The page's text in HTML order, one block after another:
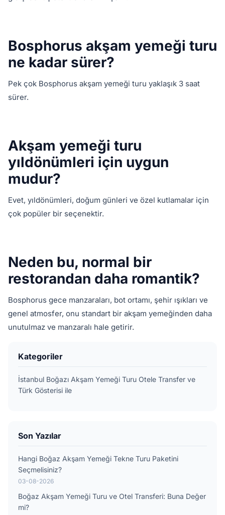
Bosphorus akşam yemeği turu
ne kadar sürer?
Pek çok Bosphorus akşam yemeği turu yaklaşık 3 saat
sürer.
Akşam yemeği turu
yıldönümleri için uygun
mudur?
Evet, yıldönümleri, doğum günleri ve özel kutlamalar için
çok popüler bir seçenektir.
Neden bu, normal bir
restorandan daha romantik?
Bosphorus gece manzaraları, bot ortamı, şehir ışıkları ve
genel atmosfer, onu standart bir akşam yemeğinden daha
unutulmaz ve manzaralı hale getirir.
Kategoriler
İstanbul Boğazı Akşam Yemeği Turu Otele Transfer ve
Türk Gösterisi ile
Son Yazılar
Hangi Boğaz Akşam Yemeği Tekne Turu Paketini
Seçmelisiniz?
03-08-2026
Boğaz Akşam Yemeği Turu ve Otel Transferi: Buna Değer
mi?